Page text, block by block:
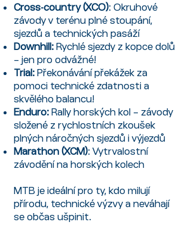
Cross-country (XCO): Okruhové
závody v terénu plné stoupání,
sjezdů a technických pasáží
Downhill: Rychlé sjezdy z kopce dolů
– jen pro odvážné!
Trial: Překonávání překážek za
pomoci technické zdatnosti a
skvělého balancu!
Enduro: Rally horských kol – závody
složené z rychlostních zkoušek
plných náročných sjezdů i výjezdů
Marathon (XCM): Vytrvalostní
závodění na horských kolech
MTB je ideální pro ty, kdo milují
přírodu, technické výzvy a neváhají
se občas ušpinit.